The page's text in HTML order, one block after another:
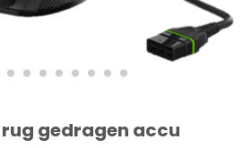
rug gedragen accu